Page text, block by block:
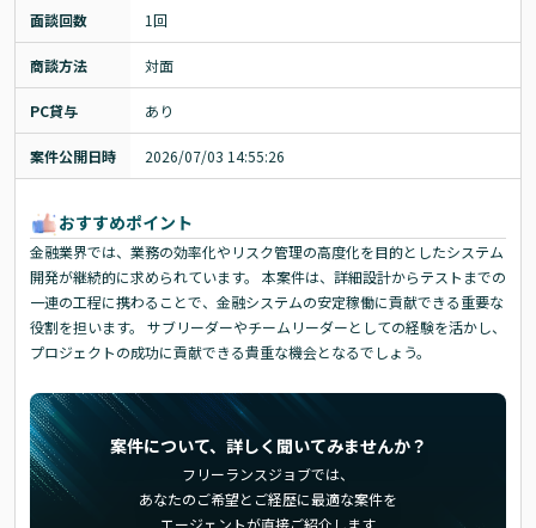
面談回数 1回
商談方法 対面
PC貸与 あり
案件公開日時 2026/07/03 14:55:26
おすすめポイント
金融業界では、業務の効率化やリスク管理の高度化を目的としたシステム
開発が継続的に求められています。 本案件は、詳細設計からテストまでの
一連の工程に携わることで、金融システムの安定稼働に貢献できる重要な
役割を担います。 サブリーダーやチームリーダーとしての経験を活かし、
プロジェクトの成功に貢献できる貴重な機会となるでしょう。
案件について、詳しく聞いてみませんか？
フリーランスジョブでは、
あなたのご希望とご経歴に最適な案件を
エージェントが直接ご紹介します